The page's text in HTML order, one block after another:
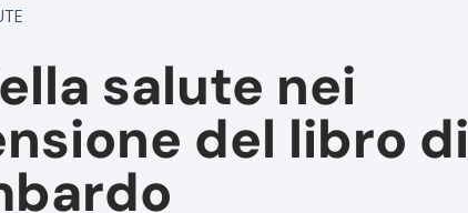
salute nei
del libro di